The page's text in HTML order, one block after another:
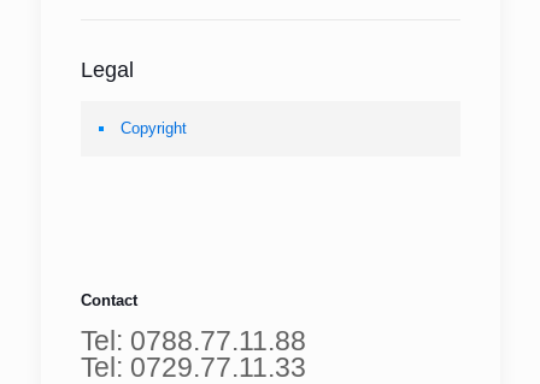
Legal
Copyright
Contact
Tel: 0788.77.11.88
Tel: 0729.77.11.33